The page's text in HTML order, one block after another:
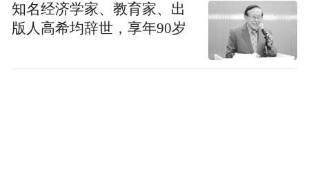
知名经济学家、教育家、出
版人高希均辞世，享年90岁